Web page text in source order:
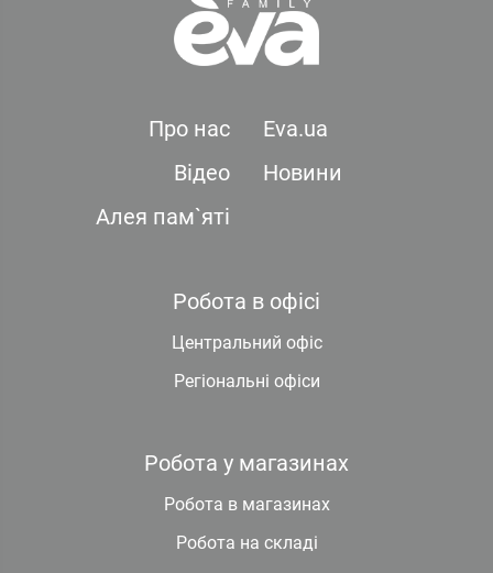
Про нас
Eva.ua
Відео
Новини
Алея пам`яті
Робота в офісі
Центральний офіс
Регіональні офіси
Робота у магазинах
Робота в магазинах
Робота на складі